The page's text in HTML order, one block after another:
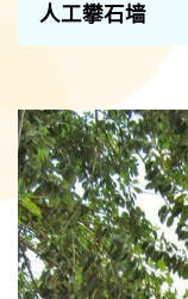
人工攀石墙